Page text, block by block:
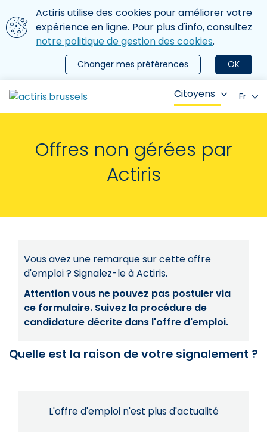
Aller au contenu principal
Nous utilisons des cookies
Actiris utilise des cookies pour améliorer votre
expérience en ligne. Pour plus d'info, consultez
notre politique de gestion des cookies.
OK
Changer mes préférences
le menu
Citoyens Fr
Offres non gérées par
Actiris
Vous avez une remarque sur cette offre
d'emploi ? Signalez-le à Actiris.
Attention vous ne pouvez pas postuler via
ce formulaire. Suivez la procédure de
candidature décrite dans l'offre d'emploi.
Quelle est la raison de votre signalement ?
L'offre d'emploi n'est plus d'actualité